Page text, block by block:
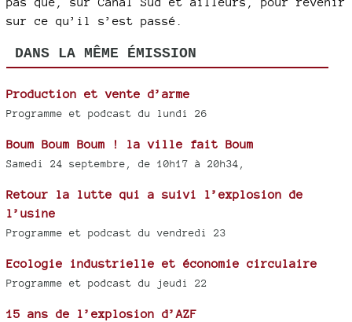
sur ce qu’il s’est passé.
DANS LA MÊME ÉMISSION
Production et vente d’arme
Programme et podcast du lundi 26
Boum Boum Boum ! la ville fait Boum
Samedi 24 septembre, de 10h17 à 20h34,
Retour la lutte qui a suivi l’explosion de
l’usine
Programme et podcast du vendredi 23
Ecologie industrielle et économie circulaire
Programme et podcast du jeudi 22
15 ans de l’explosion d’AZF